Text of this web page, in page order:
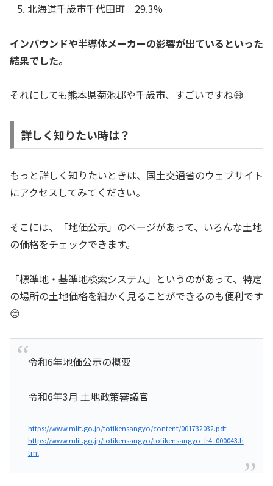
北海道千歳市千代田町 29.3%
インバウンドや半導体メーカーの影響が出ているといった
結果でした。
それにしても熊本県菊池郡や千歳市、すごいですね😅
詳しく知りたい時は？
もっと詳しく知りたいときは、国土交通省のウェブサイト
にアクセスしてみてください。
そこには、「地価公示」のページがあって、いろんな土地
の価格をチェックできます。
「標準地・基準地検索システム」というのがあって、特定
の場所の土地価格を細かく見ることができるのも便利です
😊
令和6年地価公示の概要
令和6年3月 土地政策審議官
https://www.mlit.go.jp/totikensangyo/content/001732032.pdf
https://www.mlit.go.jp/totikensangyo/totikensangyo_fr4_000043.h
tml